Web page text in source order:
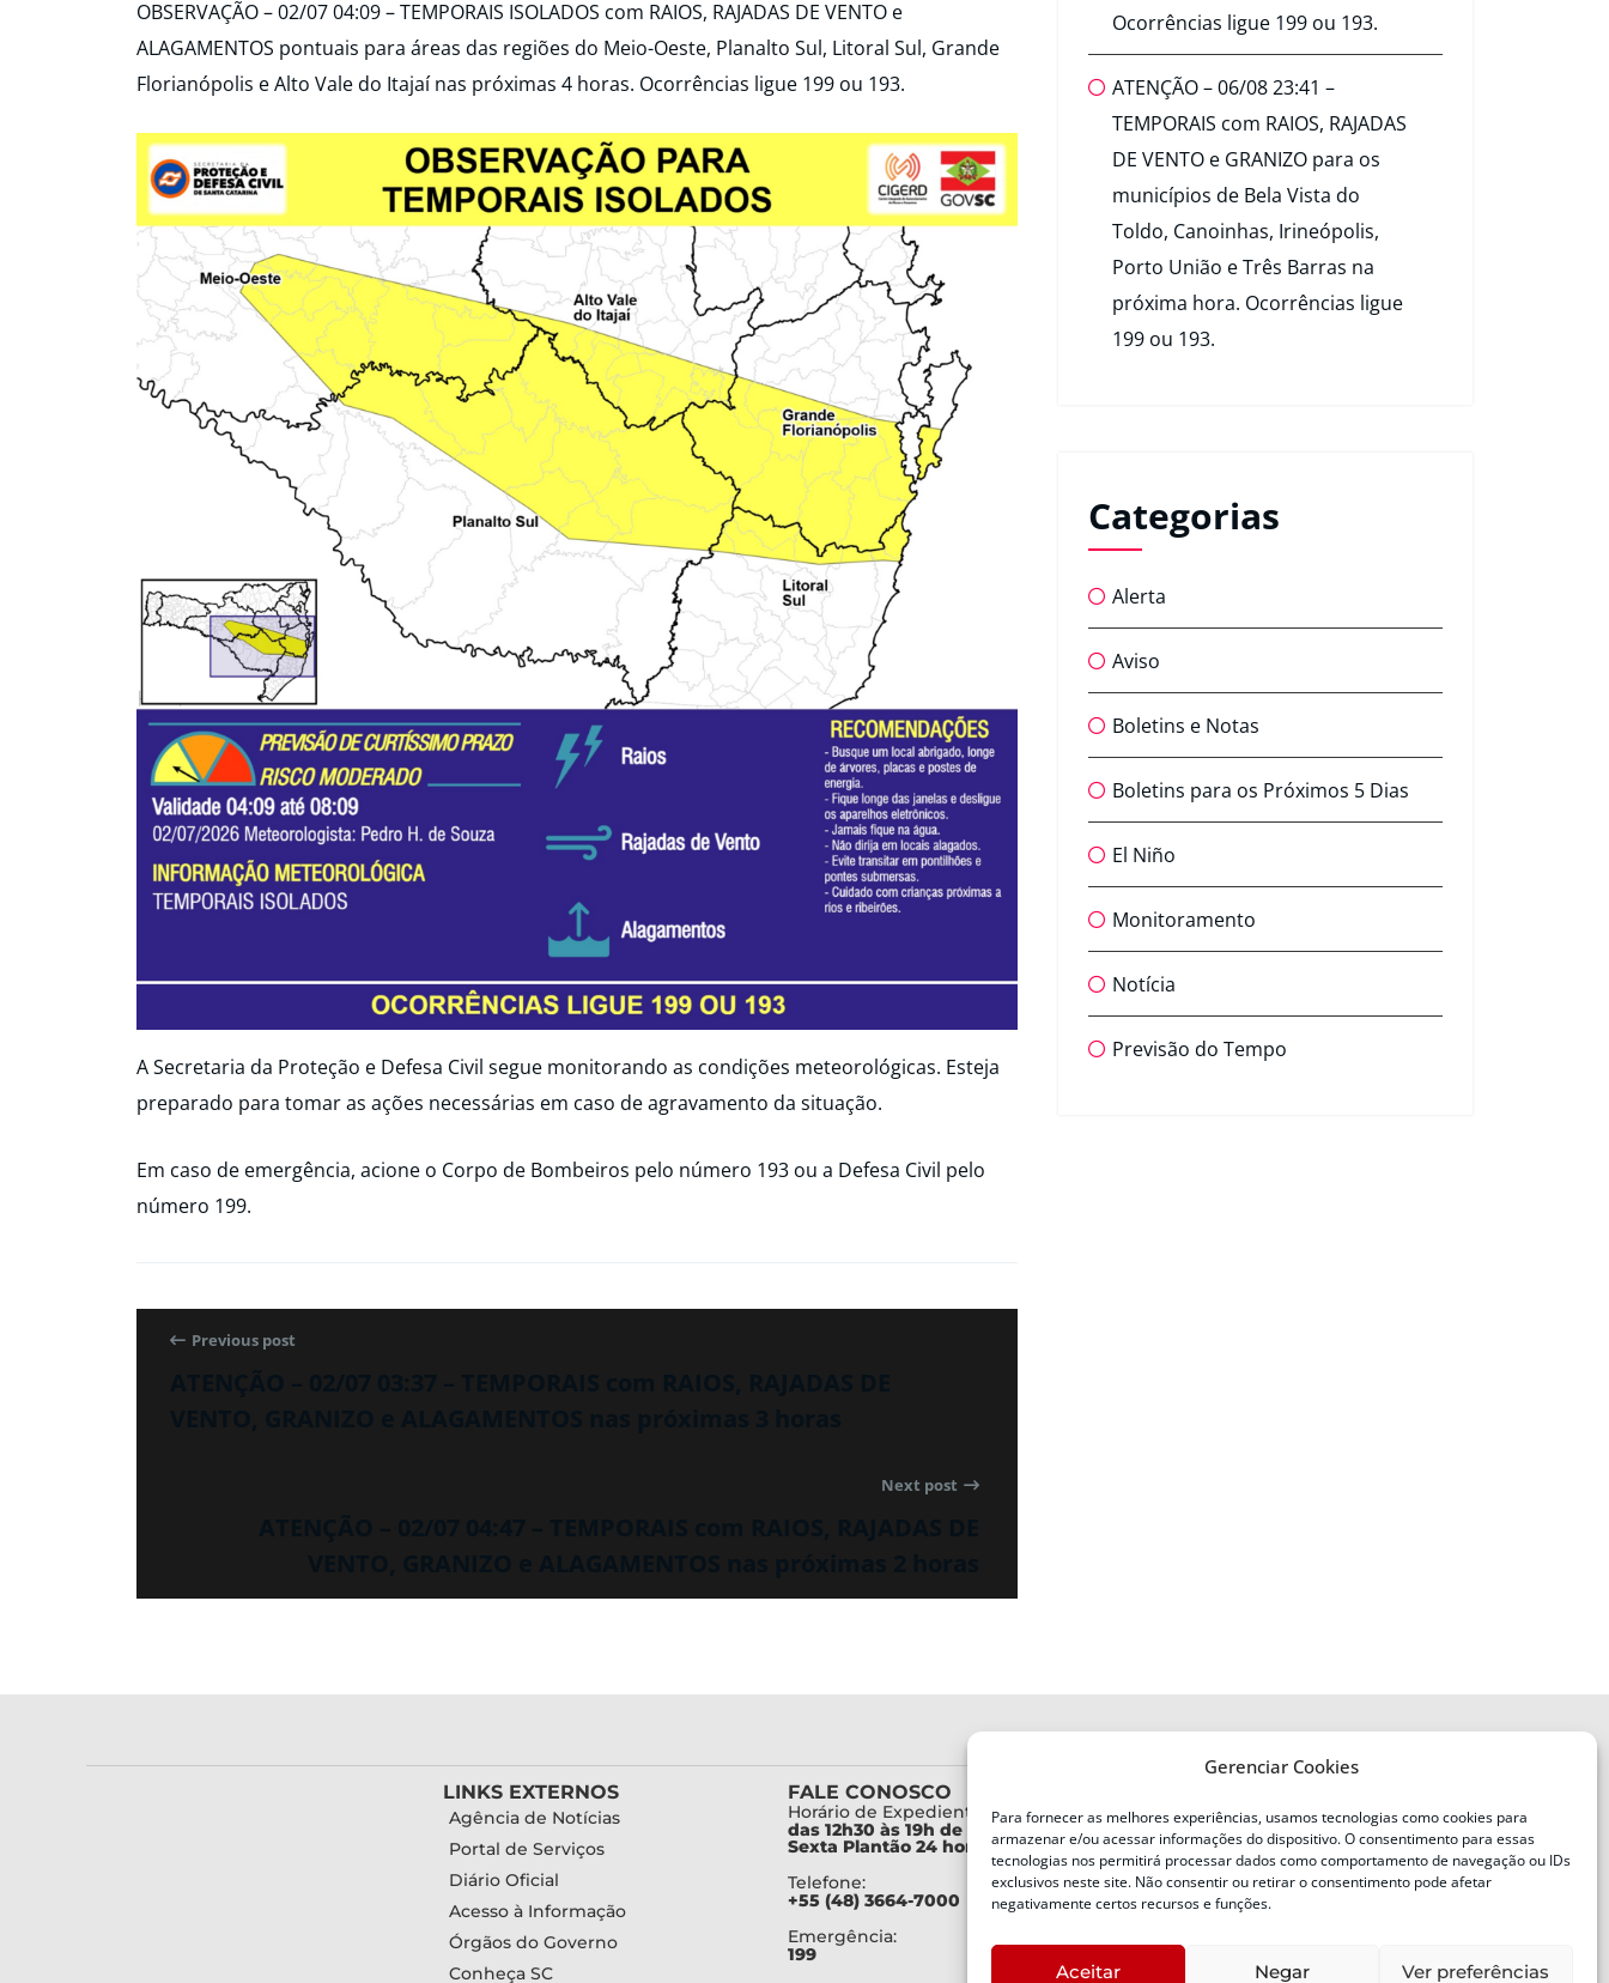
Gerenciar Cookies
Para fornecer as melhores experiências, usamos tecnologias como cookies para
armazenar e/ou acessar informações do dispositivo. O consentimento para essas
tecnologias nos permitirá processar dados como comportamento de navegação ou IDs
exclusivos neste site. Não consentir ou retirar o consentimento pode afetar
negativamente certos recursos e funções.
Aceitar Negar Ver preferências
OBSERVAÇÃO – 02/07 04:09 – TEMPORAIS ISOLADOS com RAIOS, RAJADAS DE VENTO e
ALAGAMENTOS pontuais para áreas das regiões do Meio-Oeste, Planalto Sul, Litoral Sul, Grande
Florianópolis e Alto Vale do Itajaí nas próximas 4 horas. Ocorrências ligue 199 ou 193.
A Secretaria da Proteção e Defesa Civil segue monitorando as condições meteorológicas. Esteja
preparado para tomar as ações necessárias em caso de agravamento da situação.
Em caso de emergência, acione o Corpo de Bombeiros pelo número 193 ou a Defesa Civil pelo
número 199.
Previous post
Next post
Ocorrências ligue 199 ou 193.
ATENÇÃO – 06/08 23:41 –
TEMPORAIS com RAIOS, RAJADAS
DE VENTO e GRANIZO para os
municípios de Bela Vista do
Toldo, Canoinhas, Irineópolis,
Porto União e Três Barras na
próxima hora. Ocorrências ligue
199 ou 193.
Categorias
Alerta
Aviso
Boletins e Notas
Boletins para os Próximos 5 Dias
El Niño
Monitoramento
Notícia
Previsão do Tempo
LINKS EXTERNOS
Agência de Notícias
Portal de Serviços
Diário Oficial
Acesso à Informação
Órgãos do Governo
Conheça SC
FALE CONOSCO
Horário de Expediente:
das 12h30 às 19h de Segunda a
Sexta Plantão 24 horas diariamente
Telefone:
+55 (48) 3664-7000
Emergência:
199
Defesa Civil do Estado de Santa
Catarina
Av. Ivo Silveira, nº 2320
Bairro:
Capoeiras, Florianópolis, SC
88085-001